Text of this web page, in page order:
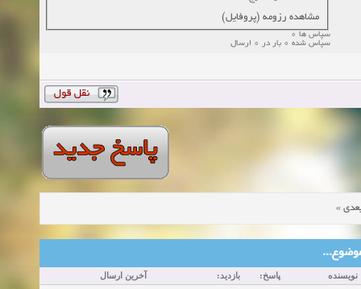
مشاهده رزومه (پروفایل)
سپاس ها 0
سپاس شده 0 بار در 0 ارسال
»
نویسنده پاسخ: بازدید: آخرین ارسال